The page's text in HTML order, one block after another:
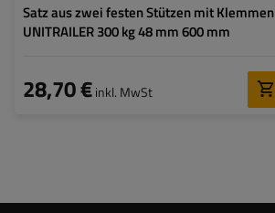
Satz aus zwei festen Stützen mit Klemmen
UNITRAILER 300 kg 48 mm 600 mm
28,70 €inkl. MwSt